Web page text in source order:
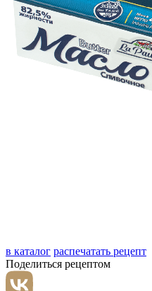
в каталог распечатать рецепт
Поделиться рецептом